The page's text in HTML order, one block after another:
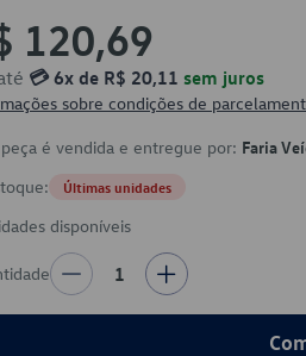
120,69
💳 6x de R$ 20,11 sem juros
sobre condições de
peça é vendida e entregue por: Faria
Últimas unidades
disponíveis
1